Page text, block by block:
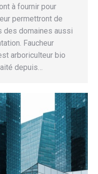
à fournir pour
permettront de
des domaines aussi
Faucheur
arboriculteur bio
depuis…